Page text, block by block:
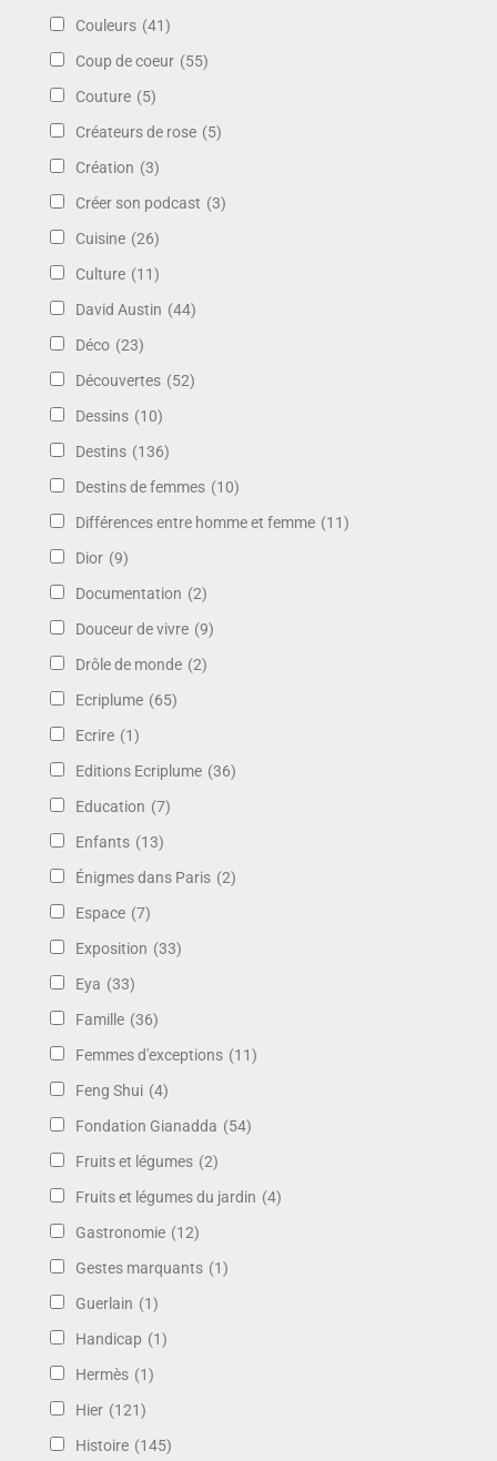
Couleurs (41)
Coup de coeur (55)
Couture (5)
Créateurs de rose (5)
Création (3)
Créer son podcast (3)
Cuisine (26)
Culture (11)
David Austin (44)
Déco (23)
Découvertes (52)
Dessins (10)
Destins (136)
Destins de femmes (10)
Différences entre homme et femme (11)
Dior (9)
Documentation (2)
Douceur de vivre (9)
Drôle de monde (2)
Ecriplume (65)
Ecrire (1)
Editions Ecriplume (36)
Education (7)
Enfants (13)
Énigmes dans Paris (2)
Espace (7)
Exposition (33)
Eya (33)
Famille (36)
Femmes d'exceptions (11)
Feng Shui (4)
Fondation Gianadda (54)
Fruits et légumes (2)
Fruits et légumes du jardin (4)
Gastronomie (12)
Gestes marquants (1)
Guerlain (1)
Handicap (1)
Hermès (1)
Hier (121)
Histoire (145)